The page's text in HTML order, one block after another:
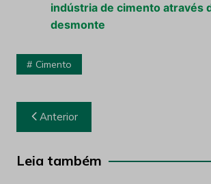
indústria de cimento através
desmonte
Cimento
Navegação
de
Post
Anterior
Leia também